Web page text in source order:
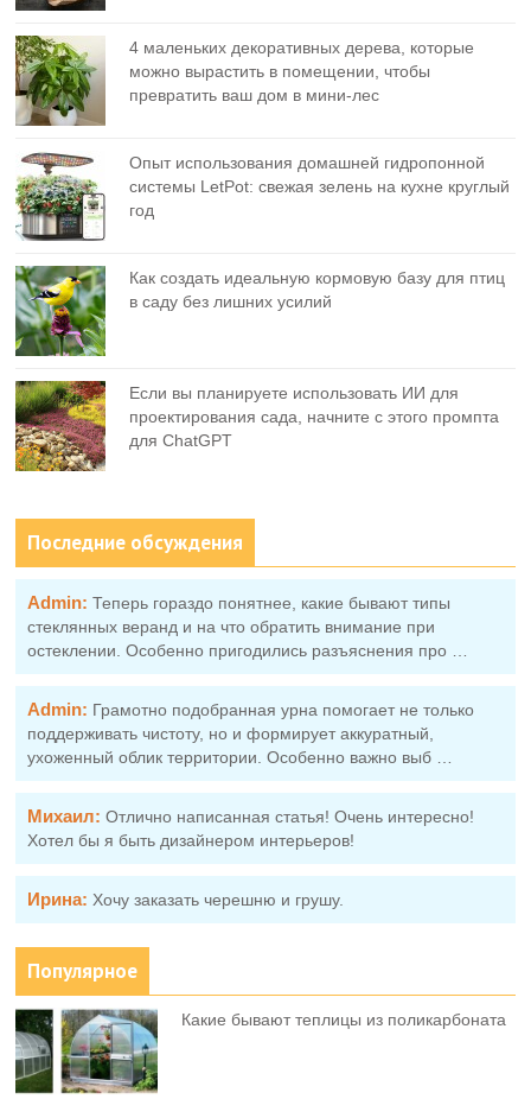
4 маленьких декоративных дерева, которые
можно вырастить в помещении, чтобы
превратить ваш дом в мини-лес
Опыт использования домашней гидропонной
системы LetPot: свежая зелень на кухне круглый
год
Как создать идеальную кормовую базу для птиц
в саду без лишних усилий
Если вы планируете использовать ИИ для
проектирования сада, начните с этого промпта
для ChatGPT
Последние обсуждения
Admin: Теперь гораздо понятнее, какие бывают типы
стеклянных веранд и на что обратить внимание при
остеклении. Особенно пригодились разъяснения про …
Admin: Грамотно подобранная урна помогает не только
поддерживать чистоту, но и формирует аккуратный,
ухоженный облик территории. Особенно важно выб …
Михаил: Отлично написанная статья! Очень интересно!
Хотел бы я быть дизайнером интерьеров!
Ирина: Хочу заказать черешню и грушу.
Популярное
Какие бывают теплицы из поликарбоната